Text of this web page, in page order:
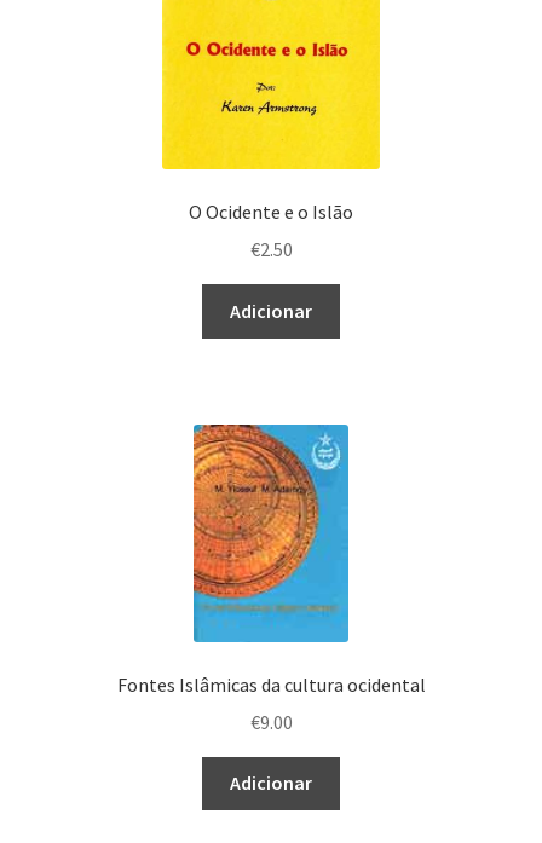
O Ocidente e o Islão
€2.50
Adicionar
Fontes Islâmicas da cultura ocidental
€9.00
Adicionar